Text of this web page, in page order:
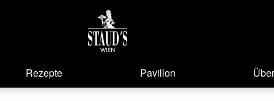
Rezepte Pavillon